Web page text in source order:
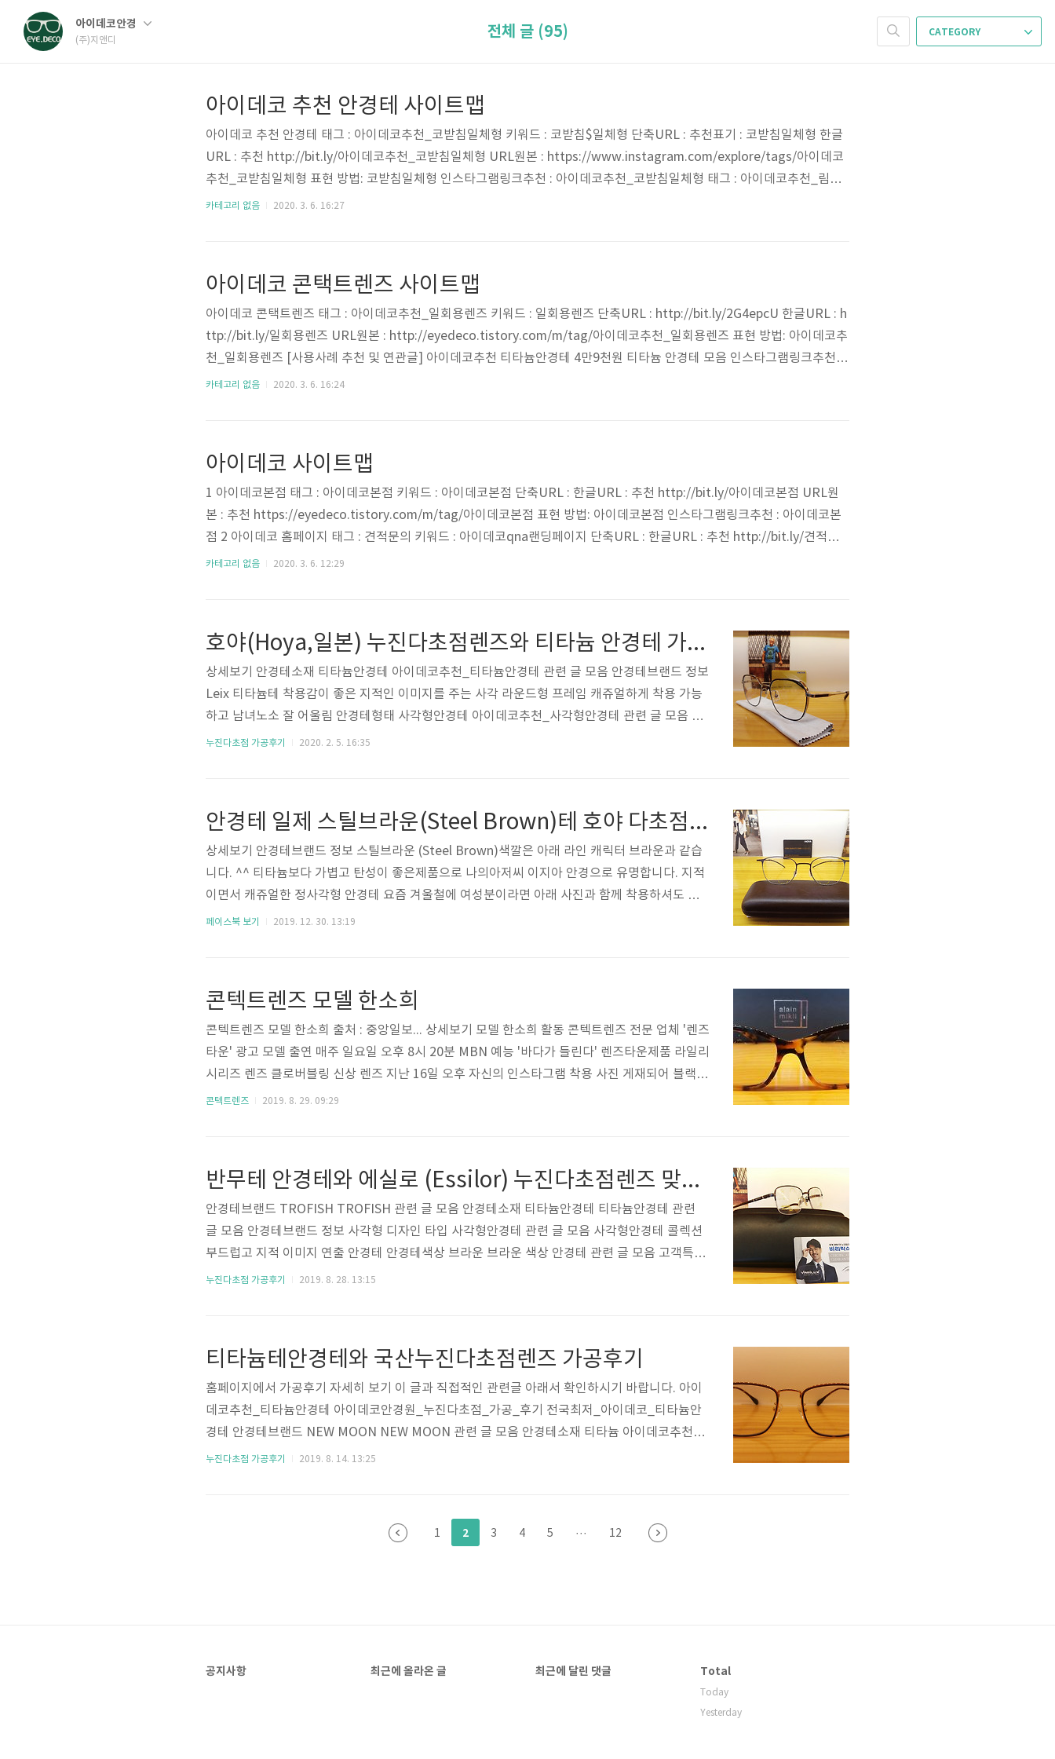
아이데코안경
(주)지앤디
CATEGORY
전체 글 (95)
아이데코 추천 안경테 사이트맵
아이데코 추천 안경테 태그 : 아이데코추천_코받침일체형 키워드 : 코받침$일체형 단축URL : 추천표기 : 코받침일체형 한글
URL : 추천 http://bit.ly/아이데코추천_코받침일체형 URL원본 : https://www.instagram.com/explore/tags/아이데코
추천_코받침일체형 표현 방법: 코받침일체형 인스타그램링크추천 : 아이데코추천_코받침일체형 태그 : 아이데코추천_림락
키워드 : 림락 단축URL : 추천표기 : 멋진 개성 림락 안경테 한글URL : 추천 http://bit.ly/아이데코추천_림락 URL원본 : htt
카테고리 없음 2020. 3. 6. 16:27
아이데코 콘택트렌즈 사이트맵
아이데코 콘택트렌즈 태그 : 아이데코추천_일회용렌즈 키워드 : 일회용렌즈 단축URL : http://bit.ly/2G4epcU 한글URL : h
ttp://bit.ly/일회용렌즈 URL원본 : http://eyedeco.tistory.com/m/tag/아이데코추천_일회용렌즈 표현 방법: 아이데코추
천_일회용렌즈 [사용사례 추천 및 연관글] 아이데코추천 티타늄안경테 4만9천원 티타늄 안경테 모음 인스타그램링크추천 :
아이데코추천_일회용렌즈 태그 : 아이데코추천_변색렌즈 키워드 : 변색렌즈 단축URL : http://bit.ly/2QjEgC4 한글URL : h
카테고리 없음 2020. 3. 6. 16:24
아이데코 사이트맵
1 아이데코본점 태그 : 아이데코본점 키워드 : 아이데코본점 단축URL : 한글URL : 추천 http://bit.ly/아이데코본점 URL원
본 : 추천 https://eyedeco.tistory.com/m/tag/아이데코본점 표현 방법: 아이데코본점 인스타그램링크추천 : 아이데코본
점 2 아이데코 홈페이지 태그 : 견적문의 키워드 : 아이데코qna랜딩페이지 단축URL : 한글URL : 추천 http://bit.ly/견적문
의 URL원본 : 추천 https://eyedeco.tistory.com/m/tag/견적문의 표현 방법: 견적문의 인스타그램링크추천 : 견적문의 태
카테고리 없음 2020. 3. 6. 12:29
호야(Hoya,일본) 누진다초점렌즈와 티타늄 안경테 가공후기
상세보기 안경테소재 티타늄안경테 아이데코추천_티타늄안경테 관련 글 모음 안경테브랜드 정보
Leix 티타늄테 착용감이 좋은 지적인 이미지를 주는 사각 라운드형 프레임 캐쥬얼하게 착용 가능
하고 남녀노소 잘 어울림 안경테형태 사각형안경테 아이데코추천_사각형안경테 관련 글 모음 누
진다초점렌즈 호야(Hoya) 누진다초점렌즈 넓은 원, 중간 거리의 시야와 선명한 고해상도 시야 울
VB)측정 보도자료, 홍보하실 내용 있으시면 ..
누진다초점 가공후기 2020. 2. 5. 16:35
안경테 일제 스틸브라운(Steel Brown)테 호야 다초점렌즈 맞춤후기
상세보기 안경테브랜드 정보 스틸브라운 (Steel Brown)색깔은 아래 라인 캐릭터 브라운과 같습
니다. ^^ 티타늄보다 가볍고 탄성이 좋은제품으로 나의아저씨 이지아 안경으로 유명합니다. 지적
이면서 캐쥬얼한 정사각형 안경테 요즘 겨울철에 여성분이라면 아래 사진과 함께 착용하셔도 좋
을 것 같습니다. 누진다초점 렌즈 : 호야(Hoya) 넓은 원, 중간 거리의 시야와 선명한 고해상도 시
랜드 안경테와 누진다초점 렌즈 가공..
페이스북 보기 2019. 12. 30. 13:19
콘텍트렌즈 모델 한소희
콘텍트렌즈 모델 한소희 출처 : 중앙일보... 상세보기 모델 한소희 활동 콘텍트렌즈 전문 업체 '렌즈
타운' 광고 모델 출연 매주 일요일 오후 8시 20분 MBN 예능 '바다가 들린다' 렌즈타운제품 라일리
시리즈 렌즈 클로버블링 신상 렌즈 지난 16일 오후 자신의 인스타그램 착용 사진 게재되어 블랙
선글라스로 전체적인 느낌을 가벼움을 상쇄하면서도 발랄하게 연출되었습니다. 블랙선글라스 추
콘텍트렌즈 2019. 8. 29. 09:29
반무테 안경테와 에실로 (Essilor) 누진다초점렌즈 맞춤후기
안경테브랜드 TROFISH TROFISH 관련 글 모음 안경테소재 티타늄안경테 티타늄안경테 관련
글 모음 안경테브랜드 정보 사각형 디자인 타입 사각형안경테 관련 글 모음 사각형안경테 콜렉션
부드럽고 지적 이미지 연출 안경테 안경테색상 브라운 브라운 색상 안경테 관련 글 모음 고객특이
사항 주변 지인들에게 저렴하면서도 검사를 잘 해준다는 얘기를 많이 듣고 방문 조제가공사용장
http://eyedeco.co..
누진다초점 가공후기 2019. 8. 28. 13:15
티타늄테안경테와 국산누진다초점렌즈 가공후기
홈페이지에서 가공후기 자세히 보기 이 글과 직접적인 관련글 아래서 확인하시기 바랍니다. 아이
데코추천_티타늄안경테 아이데코안경원_누진다초점_가공_후기 전국최저_아이데코_티타늄안
경테 안경테브랜드 NEW MOON NEW MOON 관련 글 모음 안경테소재 티타늄 아이데코추천_
티타늄안경테 관련 글 모음 안경테브랜드 정보 NEW MOON 티타늄테 가벼우면서도 착용감이 좋
확한 시력이 필요하신 분에게 적합 고객님특이사항 누진 안경을 착용 시야 넓이만 좀 더 넓은 기본
형렌즈로 추천 초점설계 I-Profiler(zeiss) 독일 칼자..
누진다초점 가공후기 2019. 8. 14. 13:25
1 2 3 4 5 ··· 12
공지사항 최근에 올라온 글 최근에 달린 댓글 Total
Today
Yesterday